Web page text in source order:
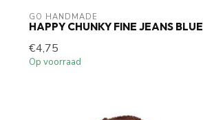
GO HANDMADE
HAPPY CHUNKY FINE JEANS BLUE
€4,75
Op voorraad